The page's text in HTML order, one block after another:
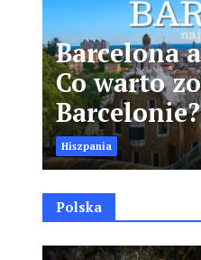
Barcelona
Co warto
Hiszpania
Polska